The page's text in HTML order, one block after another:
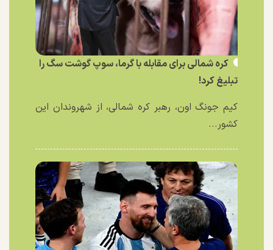
کره شمالی برای مقابله با گرما، سوپ گوشت سگ را
تبلیغ کرد!
کیم جونگ اون، رهبر کره شمالی، از شهروندان این
کشور...